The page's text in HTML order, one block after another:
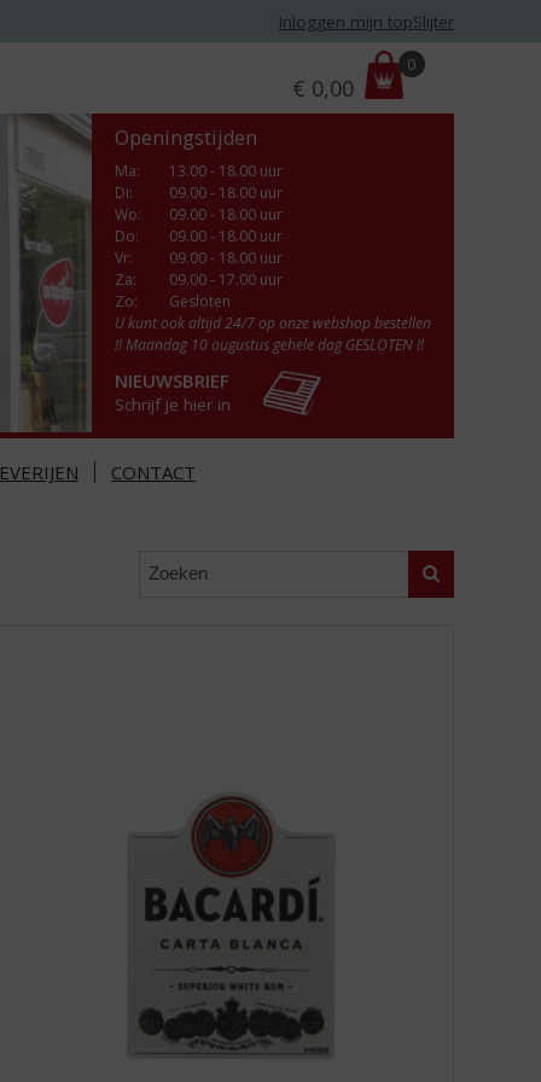
Inloggen mijn topSlijter
r
i
€ 0,00
0
Openingstijden
Ma:
13.00 - 18.00 uur
Di:
09.00 - 18.00 uur
Wo:
09.00 - 18.00 uur
Do:
09.00 - 18.00 uur
Vr:
09.00 - 18.00 uur
Za:
09.00 - 17.00 uur
Zo:
Gesloten
U kunt ook altijd 24/7 op onze webshop bestellen
!! Maandag 10 augustus gehele dag GESLOTEN !!
NIEUWSBRIEF
Schrijf je hier in
CONTACT
Zoeken